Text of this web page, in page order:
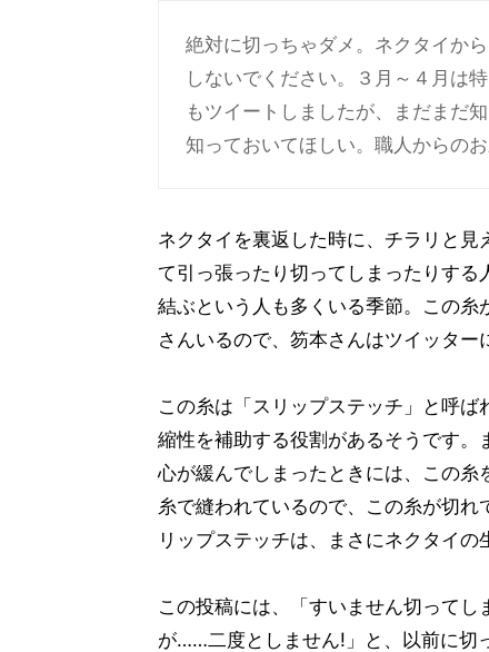
絶対に切っちゃダメ。ネクタイか
しないでください。３月～４月は
もツイートしましたが、まだまだ
知っておいてほしい。職人からの
ネクタイを裏返した時に、チラリと
て引っ張ったり切ってしまったりす
結ぶという人も多くいる季節。この糸
さんいるので、笏本さんはツイッター
この糸は「スリップステッチ」と呼
縮性を補助する役割があるそうです
心が緩んでしまったときには、この
糸で縫われているので、この糸が切
リップステッチは、まさにネクタイの
この投稿には、「すいません切って
が……二度としません!」と、以前に切